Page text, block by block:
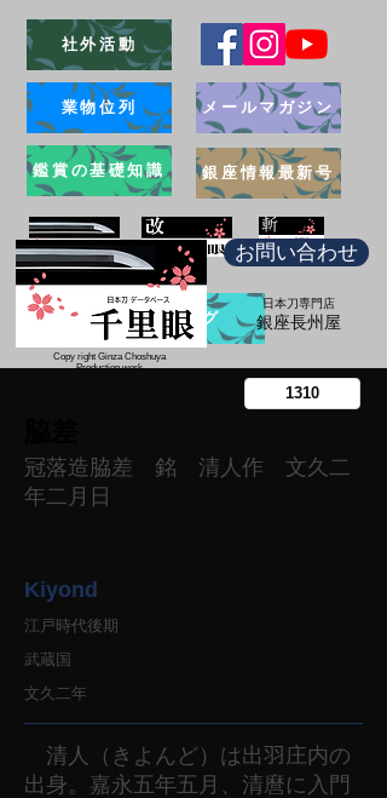
社外活動
業物位列
鑑賞の基礎知識
メールマガジン
銀座情報最新号
ブログ
お問い合わせ
日本刀専門店
​銀座長州屋
Copy right Ginza Choshuya
Production work
冠落造脇差 銘 清人作 文久二
年二月日
Kiyond
江戸時代後期
武蔵国
文久二年
清人（きよんど）は出羽庄内の
出身。嘉永五年五月、清麿に入門